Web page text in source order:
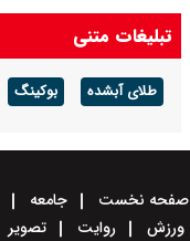
تبلیغات متنی
طلای آبشده بوکینگ
صفحه نخست جامعه
ورزش
روایت تصویر